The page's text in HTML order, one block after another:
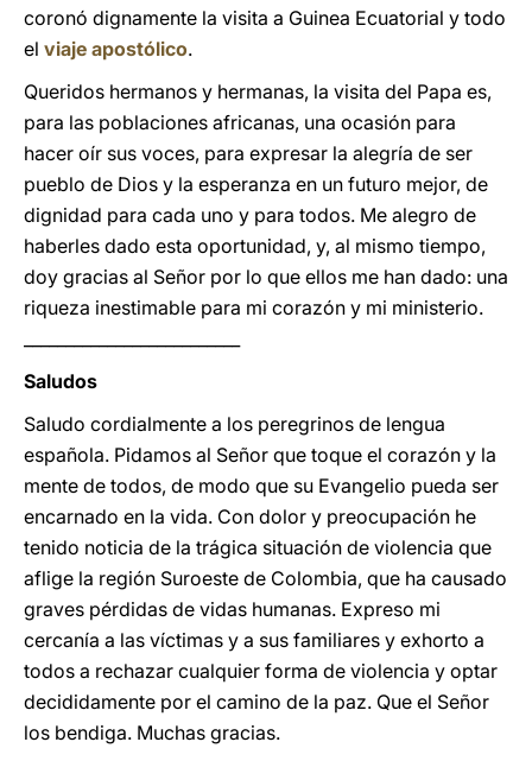
coronó dignamente la visita a Guinea Ecuatorial y todo
el viaje apostólico.
Queridos hermanos y hermanas, la visita del Papa es,
para las poblaciones africanas, una ocasión para
hacer oír sus voces, para expresar la alegría de ser
pueblo de Dios y la esperanza en un futuro mejor, de
dignidad para cada uno y para todos. Me alegro de
haberles dado esta oportunidad, y, al mismo tiempo,
doy gracias al Señor por lo que ellos me han dado: una
riqueza inestimable para mi corazón y mi ministerio.
Saludos
Saludo cordialmente a los peregrinos de lengua
española. Pidamos al Señor que toque el corazón y la
mente de todos, de modo que su Evangelio pueda ser
encarnado en la vida. Con dolor y preocupación he
tenido noticia de la trágica situación de violencia que
aflige la región Suroeste de Colombia, que ha causado
graves pérdidas de vidas humanas. Expreso mi
cercanía a las víctimas y a sus familiares y exhorto a
todos a rechazar cualquier forma de violencia y optar
decididamente por el camino de la paz. Que el Señor
los bendiga. Muchas gracias.